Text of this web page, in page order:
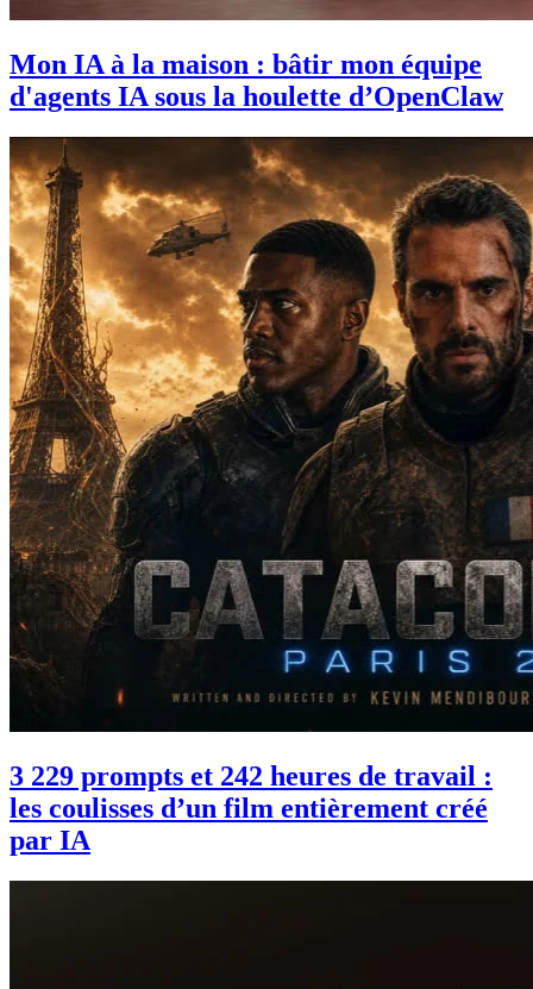
Mon IA à la maison : bâtir mon équipe
d'agents IA sous la houlette d’OpenClaw
3 229 prompts et 242 heures de travail :
les coulisses d’un film entièrement créé
par IA